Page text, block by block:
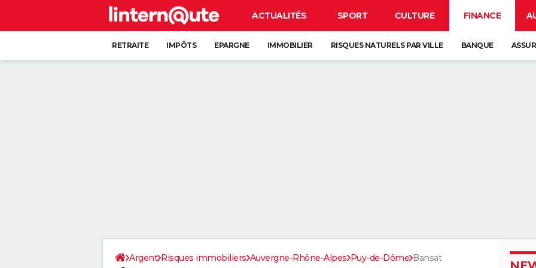
ACTUALITÉS SPORT CULTURE FINANCE
RETRAITE IMPÔTS EPARGNE IMMOBILIER RISQUES NATURELS PAR VILLE BANQUE
Argent Risques immobiliers Auvergne-Rhône-Alpes Puy-de-Dôme Bansat